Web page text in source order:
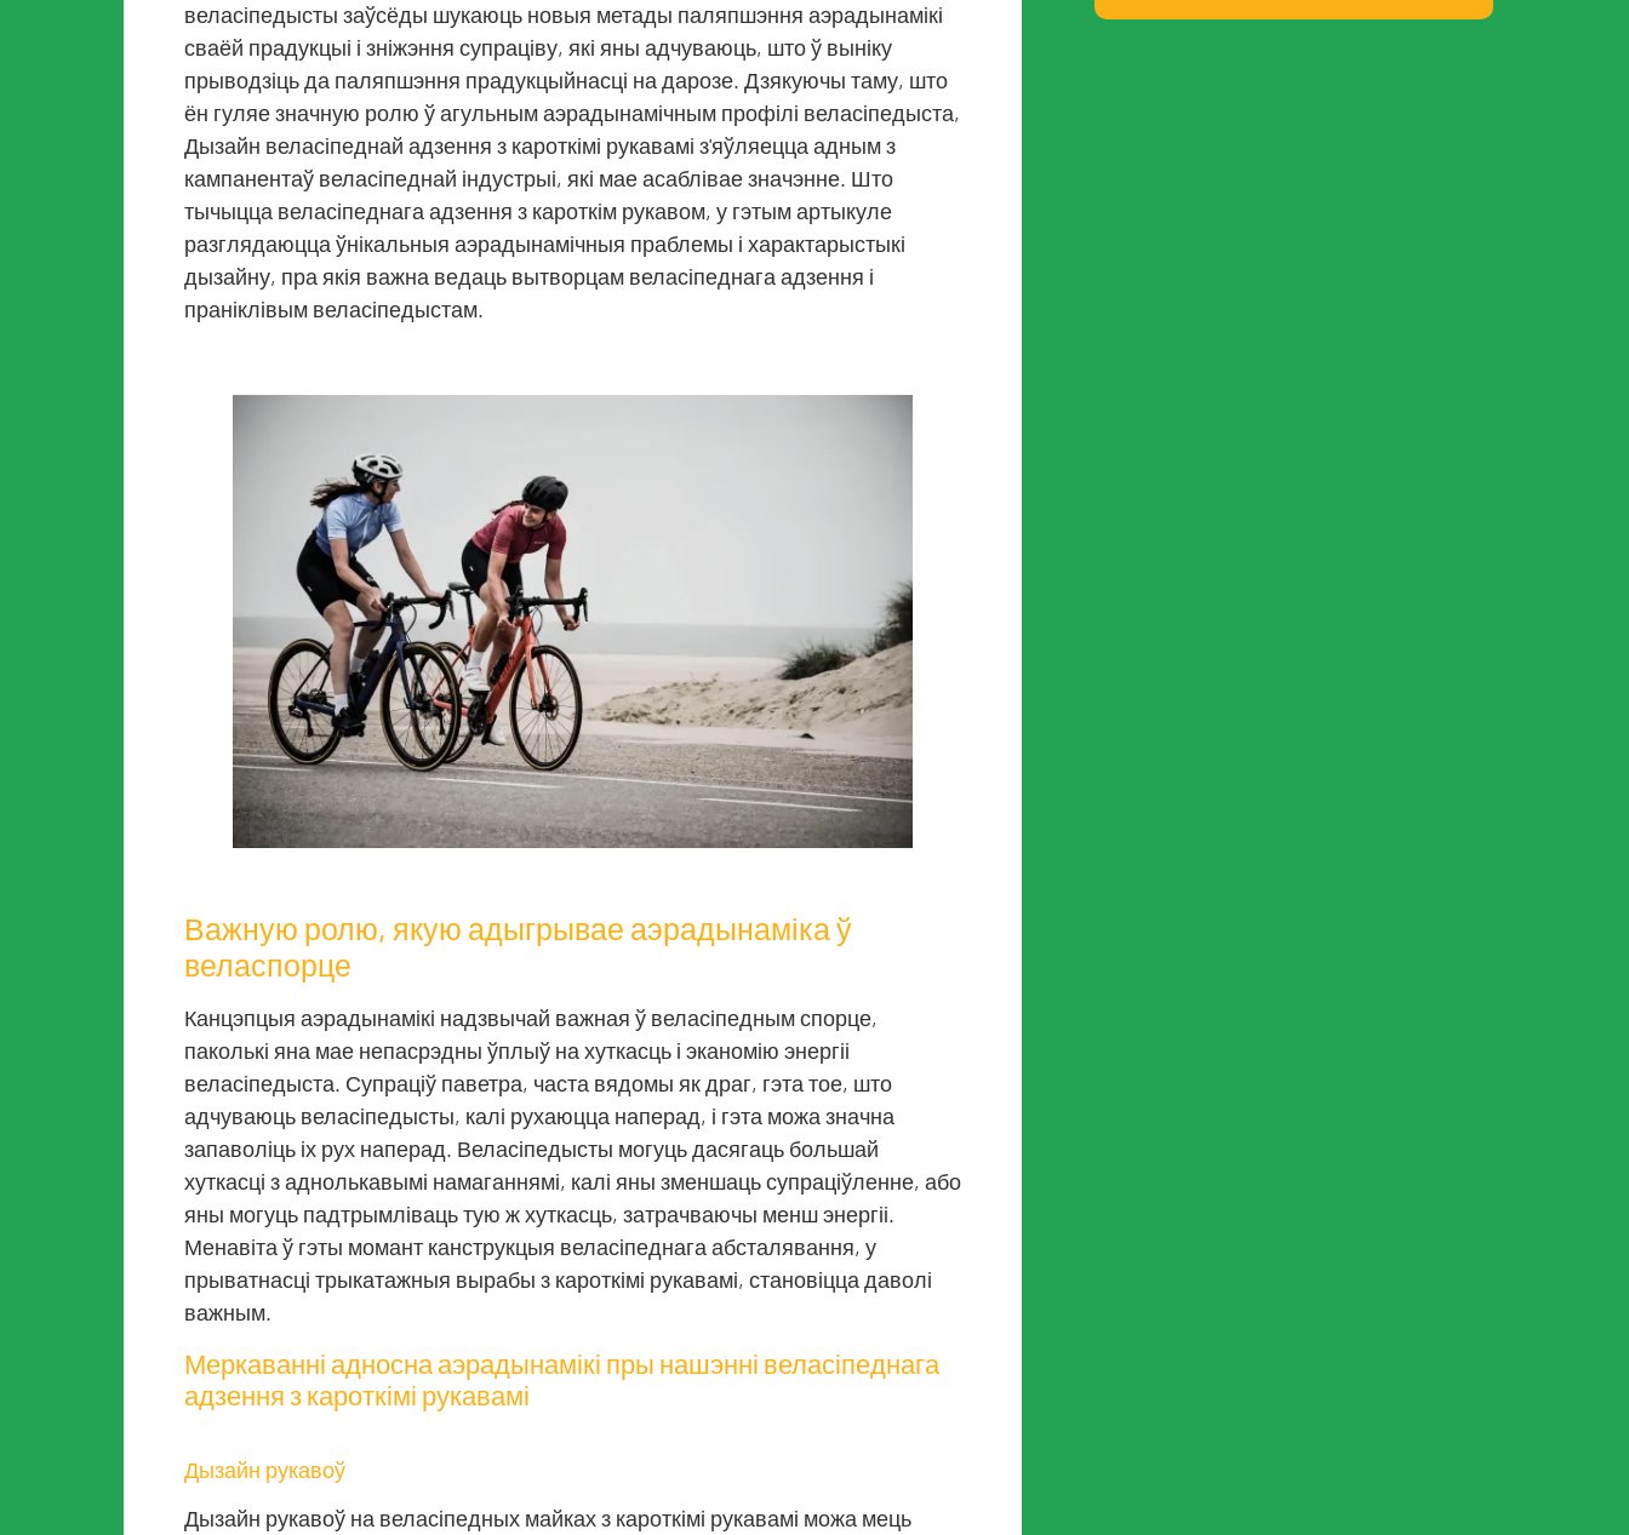
веласіпедысты заўсёды шукаюць новыя метады паляпшэння аэрадынамікі
сваёй прадукцыі і зніжэння супраціву, які яны адчуваюць, што ў выніку
прыводзіць да паляпшэння прадукцыйнасці на дарозе. Дзякуючы таму, што
ён гуляе значную ролю ў агульным аэрадынамічным профілі веласіпедыста,
Дызайн веласіпеднай адзення з кароткімі рукавамі з'яўляецца адным з
кампанентаў веласіпеднай індустрыі, які мае асаблівае значэнне. Што
тычыцца веласіпеднага адзення з кароткім рукавом, у гэтым артыкуле
разглядаюцца ўнікальныя аэрадынамічныя праблемы і характарыстыкі
дызайну, пра якія важна ведаць вытворцам веласіпеднага адзення і
праніклівым веласіпедыстам.
Важную ролю, якую адыгрывае аэрадынаміка ў
веласпорце
Канцэпцыя аэрадынамікі надзвычай важная ў веласіпедным спорце,
паколькі яна мае непасрэдны ўплыў на хуткасць і эканомію энергіі
веласіпедыста. Супраціў паветра, часта вядомы як драг, гэта тое, што
адчуваюць веласіпедысты, калі рухаюцца наперад, і гэта можа значна
запаволіць іх рух наперад. Веласіпедысты могуць дасягаць большай
хуткасці з аднолькавымі намаганнямі, калі яны зменшаць супраціўленне, або
яны могуць падтрымліваць тую ж хуткасць, затрачваючы менш энергіі.
Менавіта ў гэты момант канструкцыя веласіпеднага абсталявання, у
прыватнасці трыкатажныя вырабы з кароткімі рукавамі, становіцца даволі
важным.
Меркаванні адносна аэрадынамікі пры нашэнні веласіпеднага
адзення з кароткімі рукавамі
Дызайн рукавоў
Дызайн рукавоў на веласіпедных майках з кароткімі рукавамі можа мець